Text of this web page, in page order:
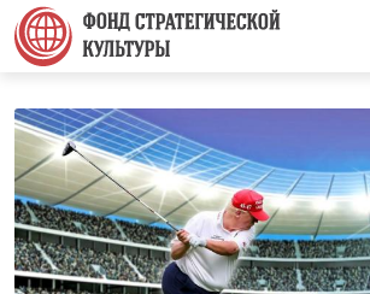
Перейти
основному
содержанию
Основная